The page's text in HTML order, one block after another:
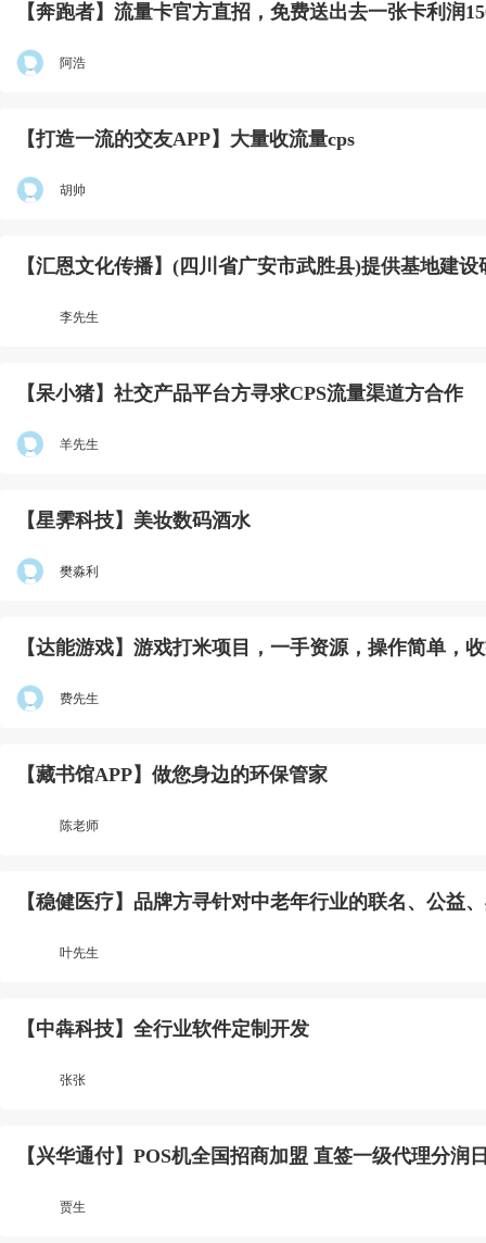
【奔跑者】流量卡官方直招，免费送出去一张卡利润
阿浩
【打造一流的交友APP】大量收流量cps
胡帅
【汇恩文化传播】(四川省广安市武胜县)提供基地建
李先生
【呆小猪】社交产品平台方寻求CPS流量渠道方合作
羊先生
【星霁科技】美妆数码酒水
樊淼利
【达能游戏】游戏打米项目，一手资源，操作简单，
费先生
【藏书馆APP】做您身边的环保管家
陈老师
【稳健医疗】品牌方寻针对中老年行业的联名、公益
叶先生
【中犇科技】全行业软件定制开发
张张
【兴华通付】POS机全国招商加盟 直签一级代理分润
贾生